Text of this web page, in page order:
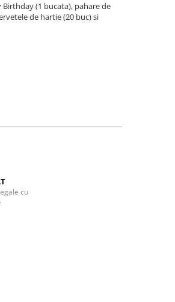
(1 bucata), pahare de
de hartie (20 buc) si
cu